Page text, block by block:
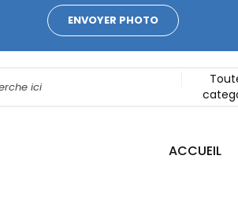
ENVOYER PHOTO
ACCUEIL